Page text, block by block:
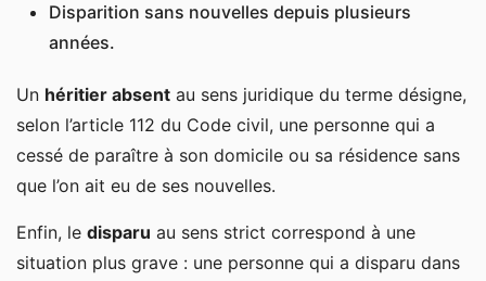
Les pouvoirs encadrés du représentant
Le passage à la déclaration d’absence
Les effets sur les biens en cas de réapparition de
l’héritier
Les points pratiques à connaître en cas d’héritier
introuvable à la succession
Disparition sans nouvelles depuis plusieurs
années.
Un héritier absent au sens juridique du terme désigne,
selon l’article 112 du Code civil, une personne qui a
cessé de paraître à son domicile ou sa résidence sans
que l’on ait eu de ses nouvelles.
Enfin, le disparu au sens strict correspond à une
situation plus grave : une personne qui a disparu dans